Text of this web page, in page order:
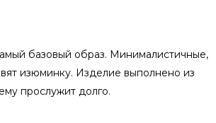
базовый образ. Минималистичные,
изюминку. Изделие выполнено из
прослужит долго.